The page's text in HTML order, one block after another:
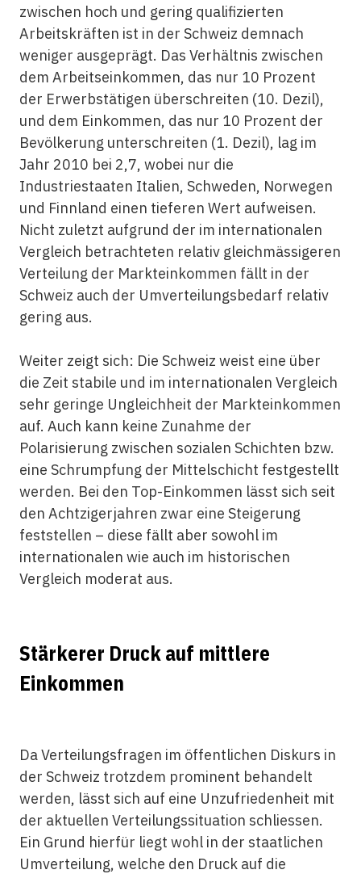
zwischen hoch und gering qualifizierten
Arbeitskräften ist in der Schweiz demnach
weniger ausgeprägt. Das Verhältnis zwischen
dem Arbeitseinkommen, das nur 10 Prozent
der Erwerbstätigen überschreiten (10. Dezil),
und dem Einkommen, das nur 10 Prozent der
Bevölkerung unterschreiten (1. Dezil), lag im
Jahr 2010 bei 2,7, wobei nur die
Industriestaaten Italien, Schweden, Norwegen
und Finnland einen tieferen Wert aufweisen.
Nicht zuletzt aufgrund der im internationalen
Vergleich betrachteten relativ gleichmässigeren
Verteilung der Markteinkommen fällt in der
Schweiz auch der Umverteilungsbedarf relativ
gering aus.
Weiter zeigt sich: Die Schweiz weist eine über
die Zeit stabile und im internationalen Vergleich
sehr geringe Ungleichheit der Markteinkommen
auf. Auch kann keine Zunahme der
Polarisierung zwischen sozialen Schichten bzw.
eine Schrumpfung der Mittelschicht festgestellt
werden. Bei den Top-Einkommen lässt sich seit
den Achtzigerjahren zwar eine Steigerung
feststellen – diese fällt aber sowohl im
internationalen wie auch im historischen
Vergleich moderat aus.
Stärkerer Druck auf mittlere
Einkommen
Da Verteilungsfragen im öffentlichen Diskurs in
der Schweiz trotzdem prominent behandelt
werden, lässt sich auf eine Unzufriedenheit mit
der aktuellen Verteilungssituation schliessen.
Ein Grund hierfür liegt wohl in der staatlichen
Umverteilung, welche den Druck auf die